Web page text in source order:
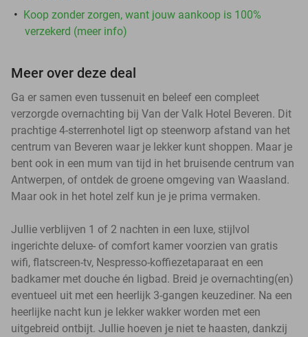
Koop zonder zorgen, want jouw aankoop is 100%
verzekerd (meer info)
Meer over deze deal
Ga er samen even tussenuit en beleef een compleet
verzorgde overnachting bij Van der Valk Hotel Beveren. Dit
prachtige 4-sterrenhotel ligt op steenworp afstand van het
centrum van Beveren waar je lekker kunt shoppen. Maar je
bent ook in een mum van tijd in het bruisende centrum van
Antwerpen, of ontdek de groene omgeving van Waasland.
Maar ook in het hotel zelf kun je je prima vermaken.
Jullie verblijven 1 of 2 nachten in een luxe, stijlvol
ingerichte deluxe- of comfort kamer voorzien van gratis
wifi, flatscreen-tv, Nespresso-koffiezetaparaat en een
badkamer met douche én ligbad. Breid je overnachting(en)
eventueel uit met een heerlijk 3-gangen keuzediner. Na een
heerlijke nacht kun je lekker wakker worden met een
uitgebreid ontbijt. Jullie hoeven je niet te haasten, dankzij